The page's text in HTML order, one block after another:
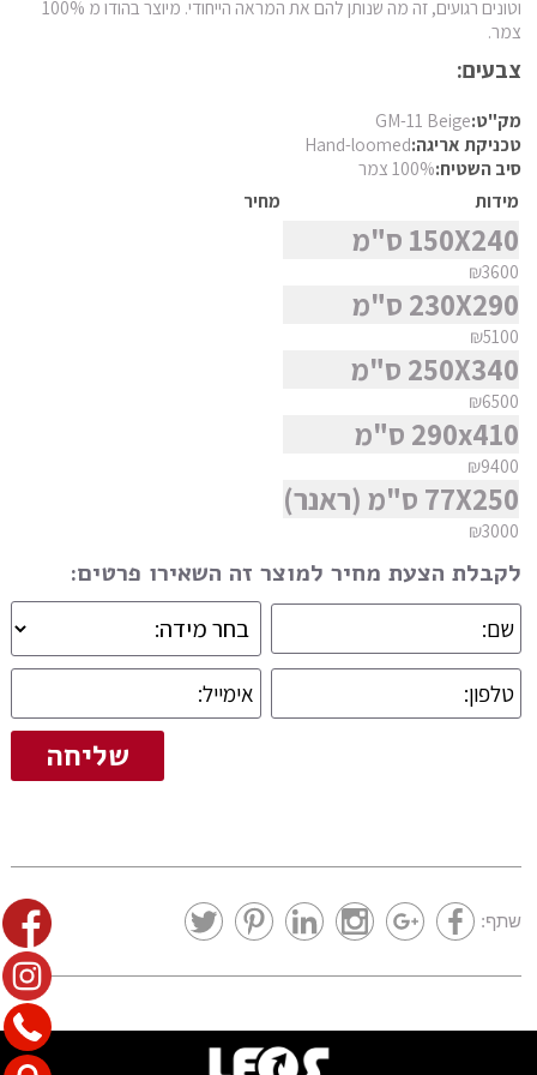
סגנון
פרסי מוד
פרסי נהין
פרסי סראפי
פרסי קום
פרסי קוצ'אן
פרסי קלארדש
פרסי קשקאי
וטונים רגועים, זה מה שנותן להם את המראה הייחודי. מיוצר בהודו מ 100%
צמר.
צבעים:
מק"ט:GM-11 Beige
טכניקת אריגה:Hand-loomed
סיב השטיח:100% צמר
מידות
מחיר
150X240 ס"מ
₪3600
230X290 ס"מ
₪5100
250X340 ס"מ
₪6500
290x410 ס"מ
₪9400
77X250 ס"מ (ראנר)
₪3000
לקבלת הצעת מחיר למוצר זה השאירו פרטים:
שתף: